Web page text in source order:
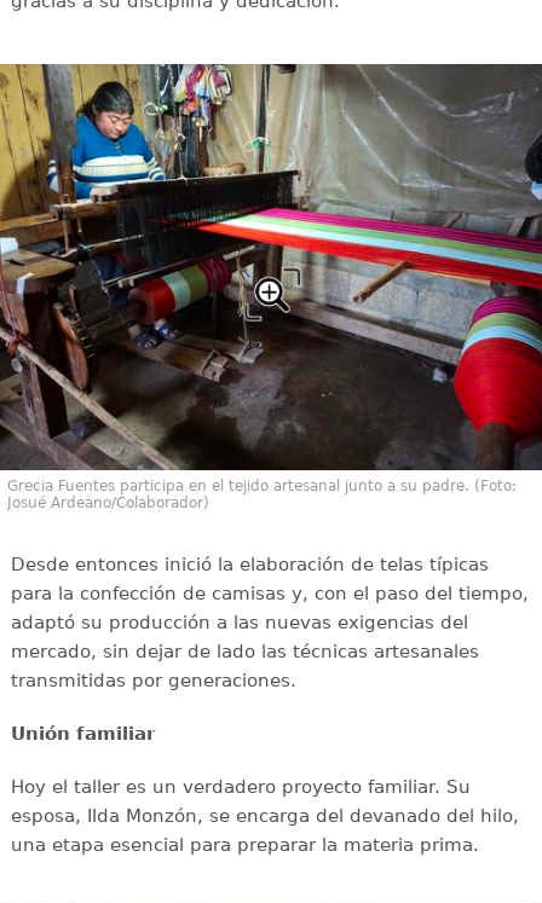
Grecia Fuentes participa en el tejido artesanal junto a su padre. (Foto:
Josué Ardeano/Colaborador)
Desde entonces inició la elaboración de telas típicas
para la confección de camisas y, con el paso del tiempo,
adaptó su producción a las nuevas exigencias del
mercado, sin dejar de lado las técnicas artesanales
transmitidas por generaciones.
Unión familiar
Hoy el taller es un verdadero proyecto familiar. Su
esposa, Ilda Monzón, se encarga del devanado del hilo,
una etapa esencial para preparar la materia prima.